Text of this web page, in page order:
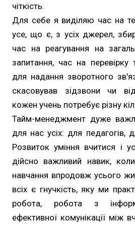
чіткість.
Для себе я виділяю час на
усе, що є, з усіх джерел,
час на реагування на
запитання, час на
для надання зворотного
скасовував зідзвони чи
кожен учень потребує різну
Тайм-менеджмент дуже
для нас усіх: для педагогів,
Розвиток уміння вчитися і
дійсно важливий навик,
навчання впродовж усього
всіх є гнучкість, яку ми
робота, робота з
ефективної комунікації між